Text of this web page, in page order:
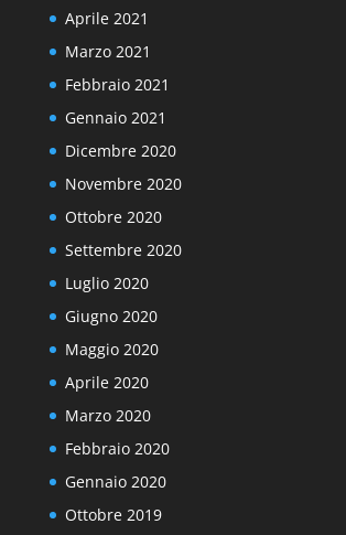
Aprile 2021
Marzo 2021
Febbraio 2021
Gennaio 2021
Dicembre 2020
Novembre 2020
Ottobre 2020
Settembre 2020
Luglio 2020
Giugno 2020
Maggio 2020
Aprile 2020
Marzo 2020
Febbraio 2020
Gennaio 2020
Ottobre 2019